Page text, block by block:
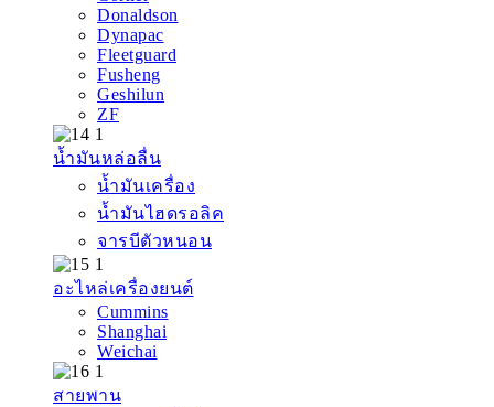
Donaldson
Dynapac
Fleetguard
Fusheng
Geshilun
ZF
น้ำมันหล่อลื่น
น้ำมันเครื่อง
น้ำมันไฮดรอลิค
จารบีตัวหนอน
อะไหล่เครื่องยนต์
Cummins
Shanghai
Weichai
สายพาน